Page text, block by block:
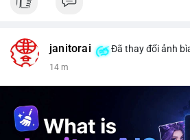
janitorai Đã thay đổi ảnh
14 m